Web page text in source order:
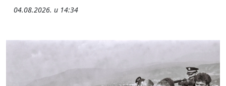
04.08.2026. u 14:34